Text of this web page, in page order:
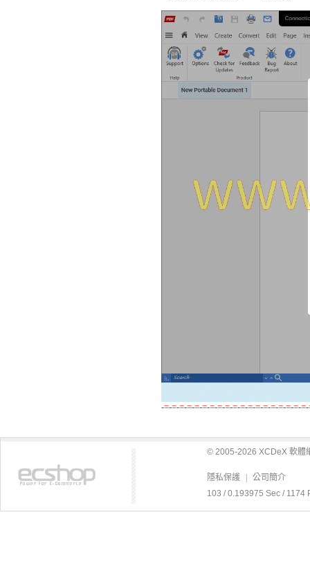
-=-=-=-=-=-=-=-=-=-=-=-=-=-=-=-=-=-=-
© 2005-2026 XCDeX 軟體
隱私保護
公司簡介
103 / 0.193975 Sec / 1174